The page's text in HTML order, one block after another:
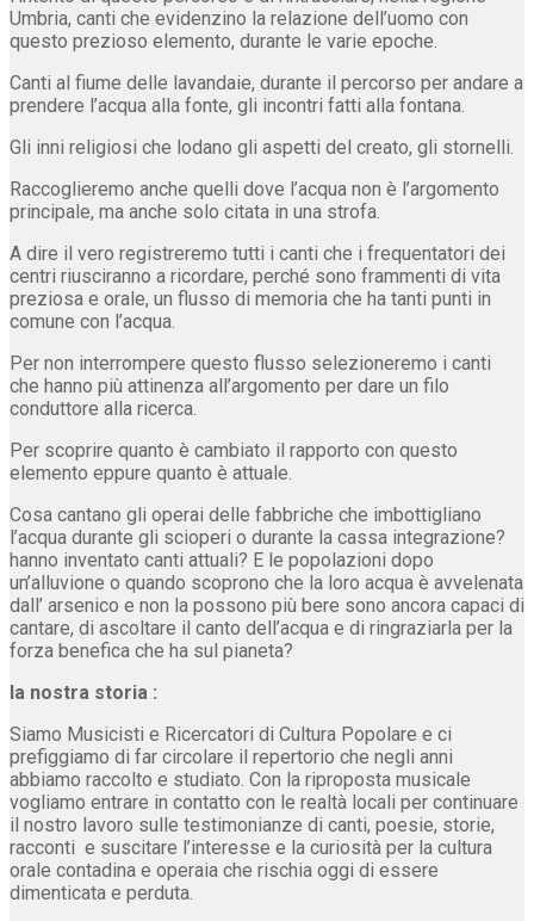
Umbria, canti che evidenzino la relazione dell’uomo con
questo prezioso elemento, durante le varie epoche.
Canti al fiume delle lavandaie, durante il percorso per andare a
prendere l’acqua alla fonte, gli incontri fatti alla fontana.
Gli inni religiosi che lodano gli aspetti del creato, gli stornelli.
Raccoglieremo anche quelli dove l’acqua non è l’argomento
principale, ma anche solo citata in una strofa.
A dire il vero registreremo tutti i canti che i frequentatori dei
centri riusciranno a ricordare, perché sono frammenti di vita
preziosa e orale, un flusso di memoria che ha tanti punti in
comune con l’acqua.
Per non interrompere questo flusso selezioneremo i canti
che hanno più attinenza all’argomento per dare un filo
conduttore alla ricerca.
Per scoprire quanto è cambiato il rapporto con questo
elemento eppure quanto è attuale.
Cosa cantano gli operai delle fabbriche che imbottigliano
l’acqua durante gli scioperi o durante la cassa integrazione?
hanno inventato canti attuali? E le popolazioni dopo
un’alluvione o quando scoprono che la loro acqua è avvelenata
dall’ arsenico e non la possono più bere sono ancora capaci di
cantare, di ascoltare il canto dell’acqua e di ringraziarla per la
forza benefica che ha sul pianeta?
la nostra storia :
Siamo Musicisti e Ricercatori di Cultura Popolare e ci
prefiggiamo di far circolare il repertorio che negli anni
abbiamo raccolto e studiato. Con la riproposta musicale
vogliamo entrare in contatto con le realtà locali per continuare
il nostro lavoro sulle testimonianze di canti, poesie, storie,
racconti e suscitare l’interesse e la curiosità per la cultura
orale contadina e operaia che rischia oggi di essere
dimenticata e perduta.